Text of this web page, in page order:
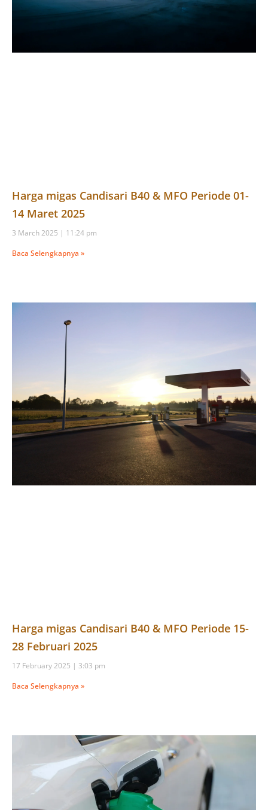
Harga migas Candisari B40 & MFO Periode 01-
14 Maret 2025
3 March 2025
11:24 pm
Baca Selengkapnya »
Harga migas Candisari B40 & MFO Periode 15-
28 Februari 2025
17 February 2025
3:03 pm
Baca Selengkapnya »